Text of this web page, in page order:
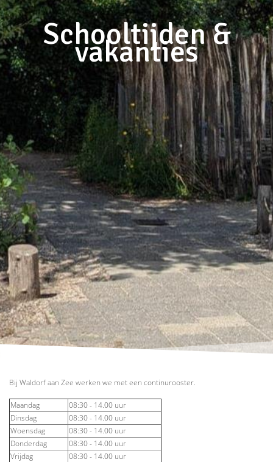
Schooltijden &
vakanties
Bij Waldorf aan Zee werken we met een continurooster.
Maandag
08:30 - 14.00 uur
Dinsdag
08:30 - 14.00 uur
Woensdag
08:30 - 14.00 uur
Donderdag
08:30 - 14.00 uur
Vrijdag
08:30 - 14.00 uur